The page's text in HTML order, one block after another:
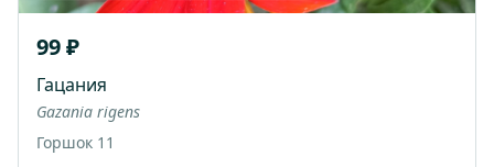
99 ₽
Гацания
Gazania rigens
Горшок 11